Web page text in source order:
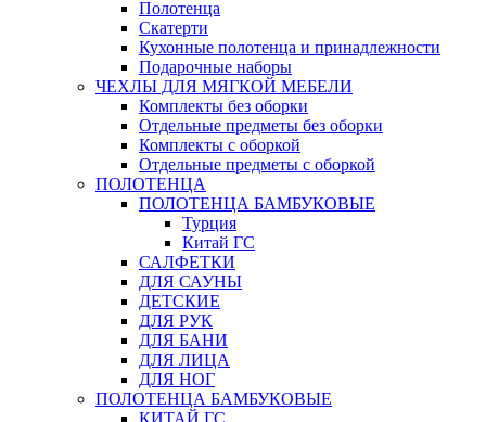
Полотенца
Скатерти
Кухонные полотенца и принадлежности
Подарочные наборы
ЧЕХЛЫ ДЛЯ МЯГКОЙ МЕБЕЛИ
Комплекты без оборки
Отдельные предметы без оборки
Комплекты с оборкой
Отдельные предметы с оборкой
ПОЛОТЕНЦА
ПОЛОТЕНЦА БАМБУКОВЫЕ
Турция
Китай ГС
САЛФЕТКИ
ДЛЯ САУНЫ
ДЕТСКИЕ
ДЛЯ РУК
ДЛЯ БАНИ
ДЛЯ ЛИЦА
ДЛЯ НОГ
ПОЛОТЕНЦА БАМБУКОВЫЕ